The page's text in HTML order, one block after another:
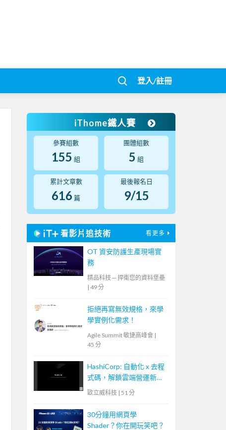
登入/註冊
iThome鐵人賽
參賽組數
155 組
團體組數
5 組
累計文章數
616 篇
最後報名日
9/15
看影片追技術 看更多
OT 資安防護生產現場實
務
精品科技 ─ 捍衛您的資料堡壘
| 49 分
拒絕再寫無效規格，來學
學實例化需求！
Agile Summit 敏捷高峰會 |
45 分
HashiCorp: 自動化 x 去程
式碼，解鎖雲端營運新模
式
歐立威科技 | 51 分
30分鐘用網頁學
Shader？你在開玩笑吧？